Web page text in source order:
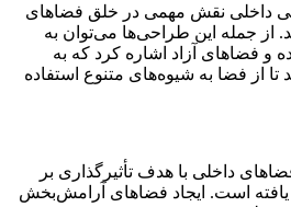
داخلی نقش مهمی در خلق فضاهای
از جمله این طراحی‌ها می‌توان به
و فضاهای آزاد اشاره کرد که به
تا از فضا به شیوه‌های متنوع استفاده
داخلی با هدف تأثیرگذاری بر
است. ایجاد فضاهای آرامش‌بخش